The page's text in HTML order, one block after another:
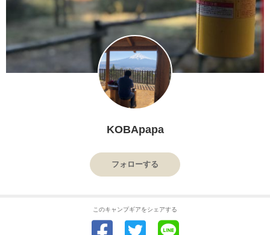
KOBApapa
フォローする
このキャンプギアをシェアする